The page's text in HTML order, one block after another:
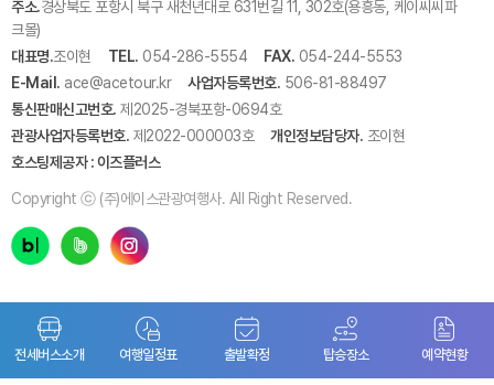
주소.경상북도 포항시 북구 새천년대로 631번길 11, 302호(용흥동, 케이씨씨파
크몰)
대표명.조이현 TEL. 054-286-5554 FAX. 054-244-5553
E-Mail. ace@acetour.kr 사업자등록번호. 506-81-88497
통신판매신고번호. 제2025-경북포항-0694호
관광사업자등록번호. 제2022-000003호 개인정보담당자. 조이현
호스팅제공자 : 이즈플러스
Copyright ⓒ (주)에이스관광여행사. All Right Reserved.
본 사이트는 공공누리 제1유형 공공저작물을 이용하여 출처정보를 표시합니다.
전세버스소개
여행일정표 출발확정 탑승장소 예약현황